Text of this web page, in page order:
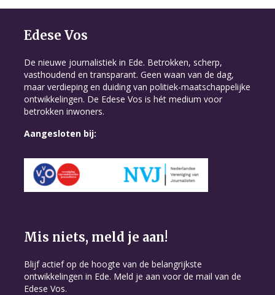
Edese Vos
De nieuwe journalistiek in Ede. Betrokken, scherp,
vasthoudend en transparant. Geen waan van de dag,
maar verdieping en duiding van politiek-maatschappelijke
ontwikkelingen. De Edese Vos is hét medium voor
betrokken inwoners.
Aangesloten bij:
Mis niets, meld je aan!
Blijf actief op de hoogte van de belangrijkste
ontwikkelingen in Ede. Meld je aan voor de mail van de
Edese Vos.